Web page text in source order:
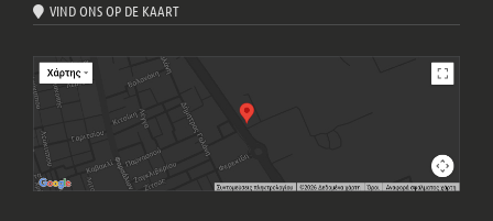
VIND ONS OP DE KAART